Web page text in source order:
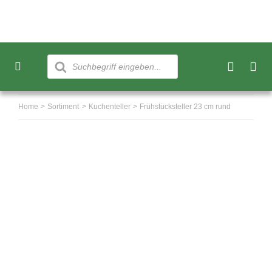
content
Products
search
Toggle
Neu
Home Sortiment Kuchenteller Frühstücksteller 23 cm rund